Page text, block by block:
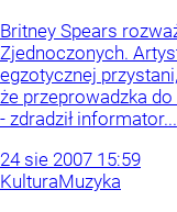
Britney Spears
Zjednoczonych.
egzotycznej
że przeprowadzka
- zdradził informator...
24 sie 2007 15:59
KulturaMuzyka